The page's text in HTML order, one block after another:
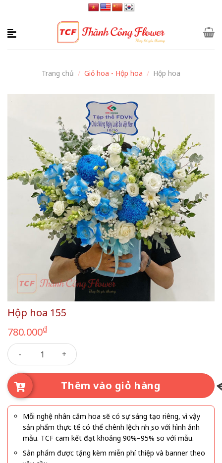
content
Trang chủ / Giỏ hoa - Hộp hoa / Hộp hoa
Hộp hoa 155
780.000₫
Hộp hoa 155 số lượng
Thêm vào giỏ hàng
Mỗi nghệ nhân cắm hoa sẽ có sự sáng tạo riêng, vì vậy
sản phẩm thực tế có thể chênh lệch nhẹ so với hình ảnh
mẫu. TCF cam kết đạt khoảng 90%–95% so với mẫu.
Sản phẩm được tặng kèm miễn phí thiệp và banner theo